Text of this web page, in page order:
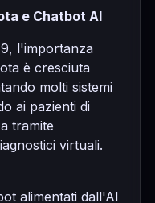
e Chatbot AI
l'importanza
è cresciuta
molti sistemi
ai pazienti di
tramite
virtuali.
alimentati dall'AI